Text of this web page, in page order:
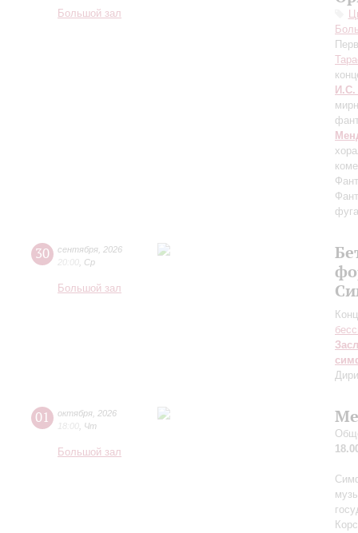
Большой зал
И.С.
30 сентября 2026
20:00 Ср
Большой зал
01 октября 2026
18:00 Чт
Большой зал